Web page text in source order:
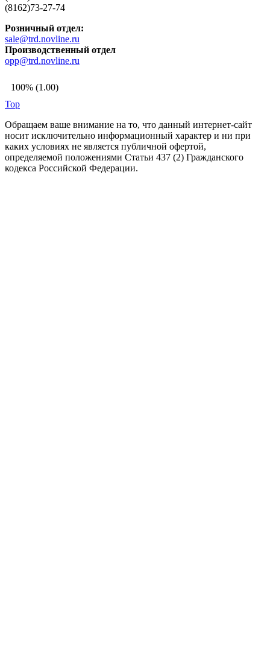
(8162)73-27-74
Розничный отдел:
sale@trd.novline.ru
Производственный отдел
opp@trd.novline.ru
100% (1.00)
Top
Обращаем ваше внимание на то, что данный интернет-сайт
носит исключительно информационный характер и ни при
каких условиях не является публичной офертой,
определяемой положениями Статьи 437 (2) Гражданского
кодекса Российской Федерации.